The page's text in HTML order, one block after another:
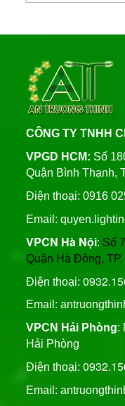
Áp
CÔNG TY TNHH
VPGD HCM: Số
Quận Bình Thạnh,
Điện thoại: 0916
Email:
VPCN Hà Nội: Số
Quận Hà Đông,
Điện thoại:
Email:
VPCN Hải Phòng:
Hải Phòng
Điện thoại:
Email: